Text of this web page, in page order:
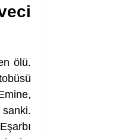
ölü.